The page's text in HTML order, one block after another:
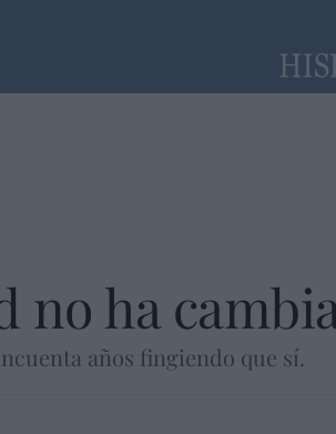
no ha
años fingiendo que sí.